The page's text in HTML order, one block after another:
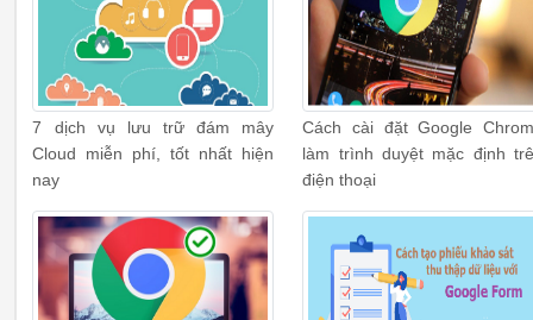
7 dịch vụ lưu trữ đám mây
Cloud miễn phí, tốt nhất hiện
nay
Cách cài đặt Google
làm trình duyệt mặc định
điện thoại